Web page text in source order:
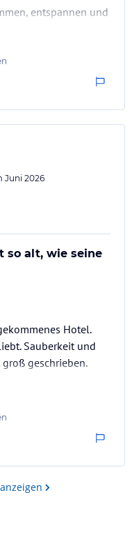
entspannen und
willkommen.
Juni 2026
so alt, wie seine
Hotel.
Sauberkeit und
geschrieben.